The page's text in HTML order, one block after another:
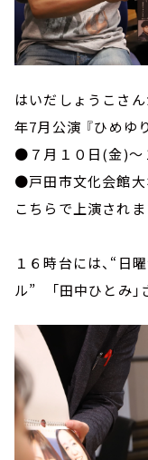
はいだしょうこさ
年7月公演 『ひめゆり
●７月１０日(金)
●戸田市文化会館大
こちらで上演されま
１６時台には、“日
ル” 「田中ひとみ」